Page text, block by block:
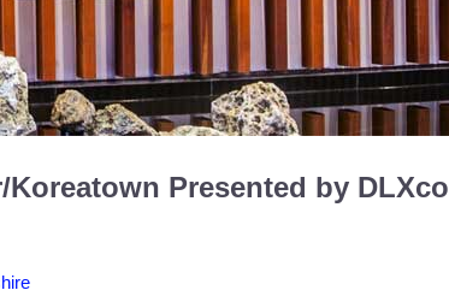
Presented by DLXco